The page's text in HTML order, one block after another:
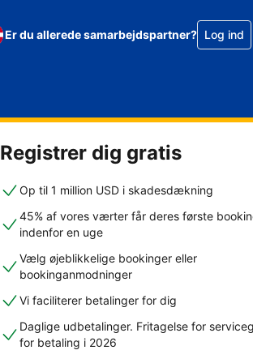
Er du allerede samarbejdspartner? Log ind
Registrer dig gratis
Op til 1 million USD i skadesdækning
45% af vores værter får deres første
indenfor en uge
Vælg øjeblikkelige bookinger eller
bookinganmodninger
Vi faciliterer betalinger for dig
Daglige udbetalinger. Fritagelse for
for betaling i 2026